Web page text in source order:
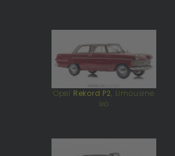
Opel Rekord P2, Limousine
Ixo